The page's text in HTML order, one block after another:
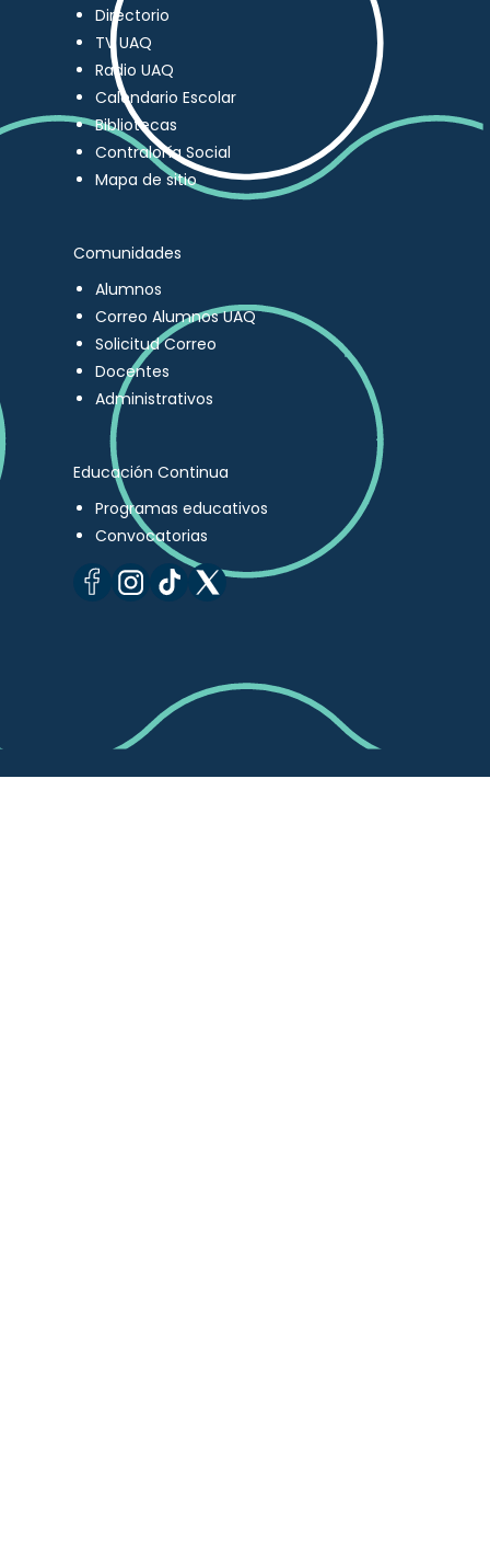
Directorio
TV UAQ
Radio UAQ
Calendario Escolar
Bibliotecas
Contraloría Social
Mapa de sitio
Comunidades
Alumnos
Correo Alumnos UAQ
Solicitud Correo
Docentes
Administrativos
Educación Continua
Programas educativos
Convocatorias